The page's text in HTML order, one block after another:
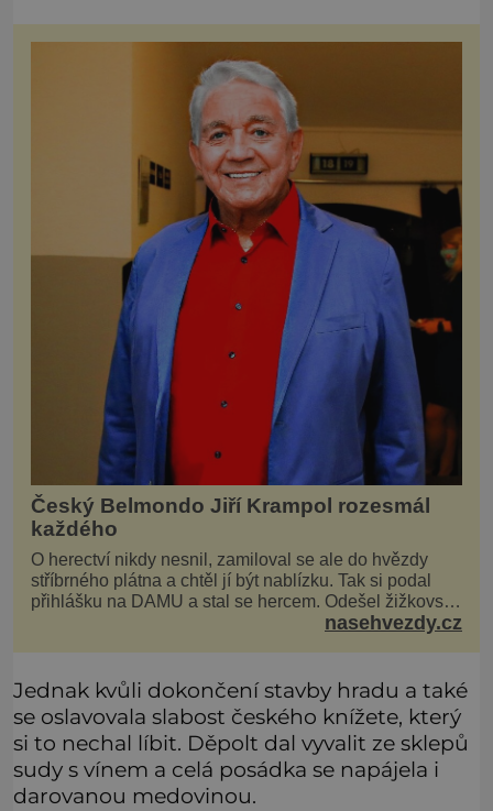
Český Belmondo Jiří Krampol rozesmál
každého
O herectví nikdy nesnil, zamiloval se ale do hvězdy
stříbrného plátna a chtěl jí být nablízku. Tak si podal
přihlášku na DAMU a stal se hercem. Odešel žižkovský
matador, který všude rozdával humor, i když jemu
nasehvezdy.cz
Jednak kvůli dokončení stavby hradu a také
se oslavovala slabost českého knížete, který
si to nechal líbit. Děpolt dal vyvalit ze sklepů
sudy s vínem a celá posádka se napájela i
darovanou medovinou.